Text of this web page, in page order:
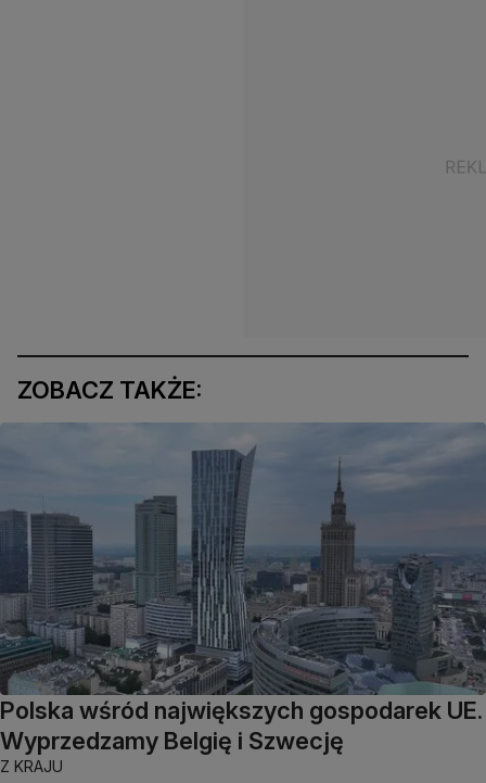
ZOBACZ TAKŻE:
Polska wśród największych gospodarek UE.
Wyprzedzamy Belgię i Szwecję
Z KRAJU